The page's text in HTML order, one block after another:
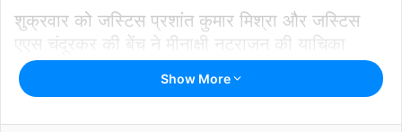
शुक्रवार को जस्टिस प्रशांत कुमार मिश्रा और जस्टिस
एएस चंदूरकर की बेंच ने मीनाक्षी नटराजन की याचिका
खारिज कर दी। अदालत ने कहा कि संविधान का अनुच्छेद
329 चुनाव प्रक्रिया में न्यायालयों के हस्तक्षेप को सीमित
Show More